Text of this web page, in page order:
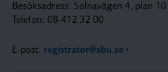
Besöksadress: Solnavägen 4, plan 10
Telefon: 08-412 32 00
E-post: registrator@sbu.se